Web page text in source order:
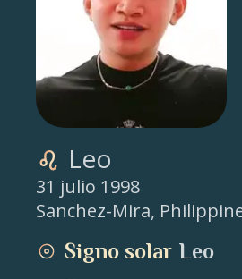
Leo
31 julio 1998
Sanchez-Mira,
Signo solar Leo